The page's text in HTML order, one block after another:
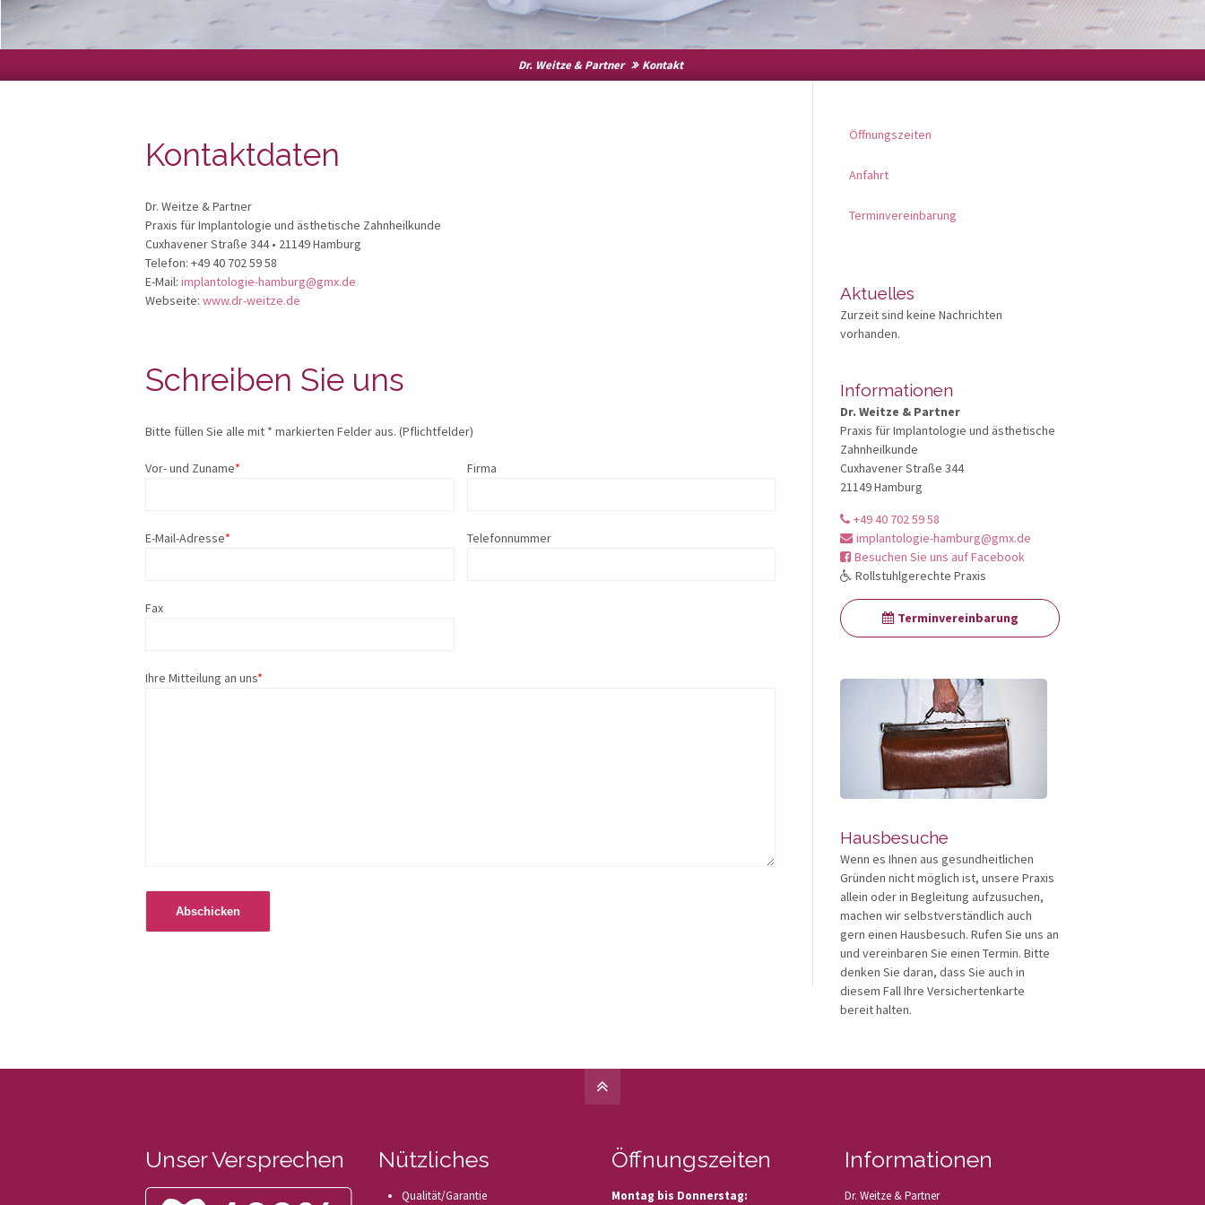
Dr. Weitze & Partner Kontakt
Kontaktdaten
Dr. Weitze & Partner
Praxis für Implantologie und ästhetische Zahnheilkunde
Cuxhavener Straße 344 • 21149 Hamburg
Telefon: +49 40 702 59 58
E-Mail: implantologie-hamburg@gmx.de
Webseite: www.dr-weitze.de
Schreiben Sie uns
Bitte füllen Sie alle mit * markierten Felder aus. (Pflichtfelder)
Vor- und Zuname* Firma
E-Mail-Adresse* Telefonnummer
Fax
Ihre Mitteilung an uns*
Öffnungszeiten
Anfahrt
Terminvereinbarung
Aktuelles
Zurzeit sind keine Nachrichten
vorhanden.
Informationen
Dr. Weitze & Partner
Praxis für Implantologie und ästhetische
Zahnheilkunde
Cuxhavener Straße 344
21149 Hamburg
+49 40 702 59 58
implantologie-hamburg@gmx.de
Besuchen Sie uns auf Facebook
Rollstuhlgerechte Praxis
Terminvereinbarung
Hausbesuche
Wenn es Ihnen aus gesundheitlichen
Gründen nicht möglich ist, unsere Praxis
allein oder in Begleitung aufzusuchen,
machen wir selbstverständlich auch
gern einen Hausbesuch. Rufen Sie uns an
und vereinbaren Sie einen Termin. Bitte
denken Sie daran, dass Sie auch in
diesem Fall Ihre Versichertenkarte
bereit halten.
Unser Versprechen Nützliches
Qualität/Garantie
Öffnungszeiten
Montag bis Donnerstag:
Informationen
Dr. Weitze & Partner